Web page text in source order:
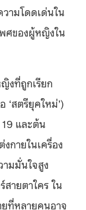
ามโดดเด่นใน
ศของผู้หญิงใน
งที่ถูกเรียก
สตรียุคใหม่’)
และต้น
กายในเครื่อง
มมั่นใจสูง
สายตาใคร ใน
ที่หลายคนอาจ